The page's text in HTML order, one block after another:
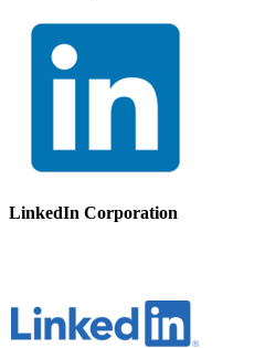
LinkedIn Corporation